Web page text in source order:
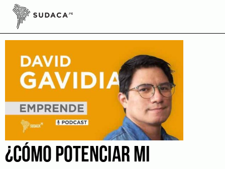
Skip
contentPotenciar
¿CÓMO POTENCIAR MI